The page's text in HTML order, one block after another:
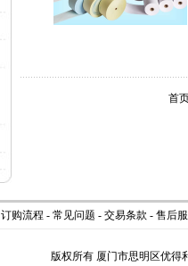
首
订购流程 - 常见问题 - 交易条款 - 售后
版权所有 厦门市思明区优